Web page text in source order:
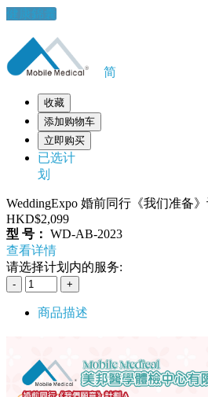
健康錦囊
简
收藏
添加购物车
立即购买
已选计
划
WeddingExpo 婚前同行《我们准备
HKD$2,099
型 号： WD-AB-2023
查看详情
请选择计划内的服务:
商品描述